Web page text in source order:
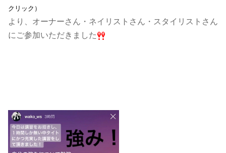
クリック）
より、オーナーさん・ネイリストさん・スタイリストさん
にご参加いただきました